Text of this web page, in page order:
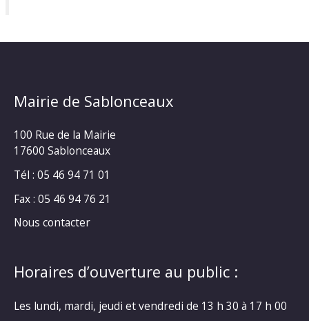
Mairie de Sablonceaux
100 Rue de la Mairie
17600 Sablonceaux
Tél : 05 46 94 71 01
Fax : 05 46 94 76 21
Nous contacter
Horaires d’ouverture au public :
Les lundi, mardi, jeudi et vendredi de 13 h 30 à 17 h 00